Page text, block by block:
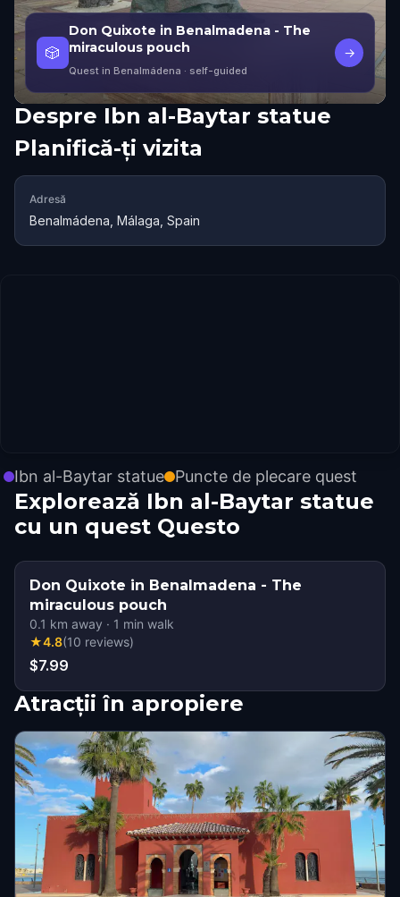
🎲
Don Quixote in Benalmadena - The
miraculous pouch
Quest in Benalmádena · self-guided
→
Despre Ibn al-Baytar statue
Planifică-ți vizita
Adresă
Benalmádena, Málaga, Spain
Ibn al-Baytar statue Puncte de plecare quest
Explorează Ibn al-Baytar statue
cu un quest Questo
Don Quixote in Benalmadena - The
miraculous pouch
0.1 km away · 1 min walk
★4.8(10 reviews)
$7.99
Atracții în apropiere